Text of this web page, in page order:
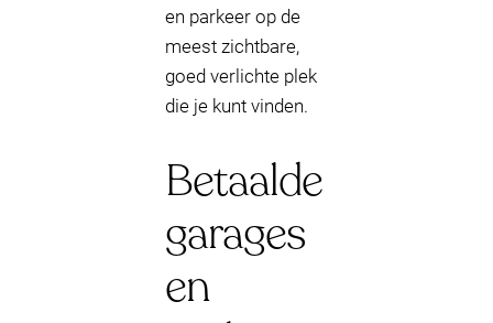
en parkeer op de
meest zichtbare,
goed verlichte plek
die je kunt vinden.
Betaalde
garages
en